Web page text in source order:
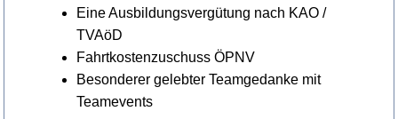
Eine Ausbildungsvergütung nach KAO /
TVAöD
Fahrtkostenzuschuss ÖPNV
Besonderer gelebter Teamgedanke mit
Teamevents